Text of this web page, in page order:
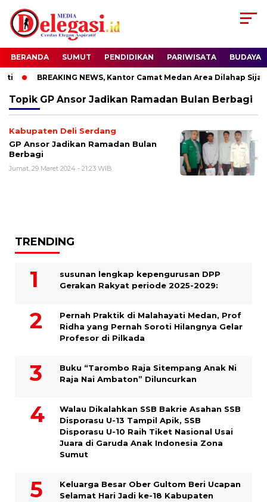
BERANDA SUMUT PENDIDIKAN PARIWISATA BUDAYA
BREAKING NEWS, Kantor Camat Medan Area Dilahap
Topik GP Ansor Jadikan Ramadan Bulan Berbagi
Kabupaten Deli Serdang
GP Ansor Jadikan Ramadan Bulan
Berbagi
Jumat, 29 Maret 2024 - 21:23 WIB
TRENDING
susunan lengkap kepengurusan DPP
Gerakan Rakyat periode 2025-2029:
Pernah Praktik di Malahayati Medan, Prof
Ridha yang Pernah Soroti Hilangnya Gelar
Profesor di Pilkada
Buku “Tarombo Raja Sitempang Anak Ni
Raja Nai Ambaton” Diluncurkan
Walau Dikalahkan SSB Bakrie Asahan SSB
Disporasu U-13 Tampil Apik, SSB
Disporasu U-10 Raih Tiket Nasional Usai
Juara di Garuda Anak Indonesia Zona
Sumut
Keluarga Besar Ober Gultom Beri Ucapan
Selamat Hari Jadi ke-18 Kabupaten